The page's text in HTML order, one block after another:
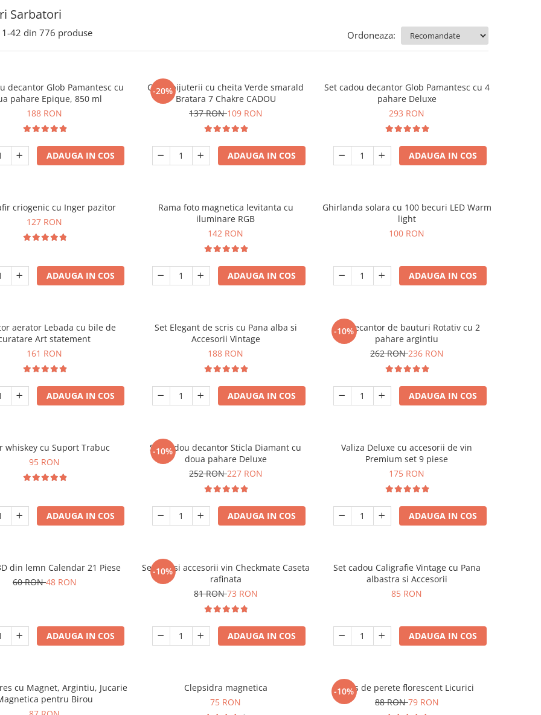
Sarbatori
1-42 din 776 produse Ordoneaza:
decantor Glob Pamantesc cu
pahare Epique, 850 ml
188 RON
ADAUGA IN COS
-20%
Cutie bijuterii cu cheita Verde smarald
Bratara 7 Chakre CADOU
137 RON109 RON
ADAUGA IN COS
Set cadou decantor Glob Pamantesc cu 4
pahare Deluxe
293 RON
ADAUGA IN COS
criogenic cu Inger pazitor
127 RON
ADAUGA IN COS
Rama foto magnetica levitanta cu
iluminare RGB
142 RON
ADAUGA IN COS
Ghirlanda solara cu 100 becuri LED Warm
light
100 RON
ADAUGA IN COS
aerator Lebada cu bile de
Art statement
161 RON
ADAUGA IN COS
Set Elegant de scris cu Pana alba si
Accesorii Vintage
188 RON
ADAUGA IN COS
-10%
Set Decantor de bauturi Rotativ cu 2
pahare argintiu
262 RON236 RON
ADAUGA IN COS
whiskey cu Suport Trabuc
95 RON
ADAUGA IN COS
-10%
Set cadou decantor Sticla Diamant cu
doua pahare Deluxe
252 RON227 RON
ADAUGA IN COS
Valiza Deluxe cu accesorii de vin
Premium set 9 piese
175 RON
ADAUGA IN COS
din lemn Calendar 21 Piese
60 RON48 RON
ADAUGA IN COS
-10%
Set sah si accesorii vin Checkmate Caseta
rafinata
81 RON73 RON
ADAUGA IN COS
Set cadou Caligrafie Vintage cu Pana
albastra si Accesorii
85 RON
ADAUGA IN COS
cu Magnet, Argintiu, Jucarie
pentru Birou
Clepsidra magnetica
75 RON
-10%
Ceas de perete florescent Licurici
88 RON79 RON